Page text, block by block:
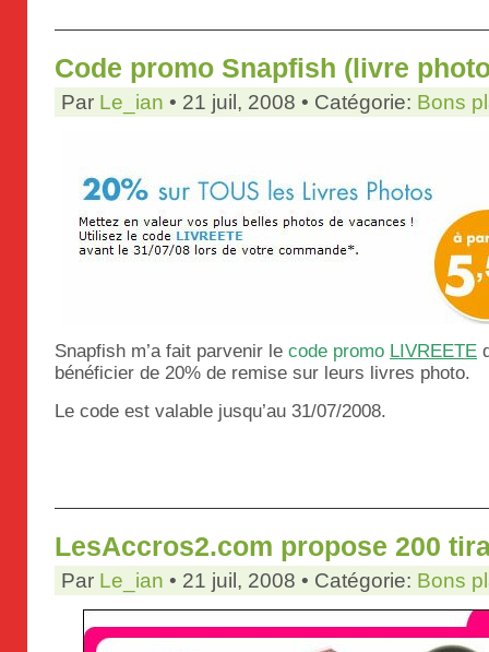
Code promo Snapfish (livre
Par Le_ian • 21 juil, 2008 • Catégorie: Bons
Snapfish m’a fait parvenir le code promo LIVREETE
bénéficier de 20% de remise sur leurs livres photo.
Le code est valable jusqu’au 31/07/2008.
LesAccros2.com propose 200
Par Le_ian • 21 juil, 2008 • Catégorie: Bons